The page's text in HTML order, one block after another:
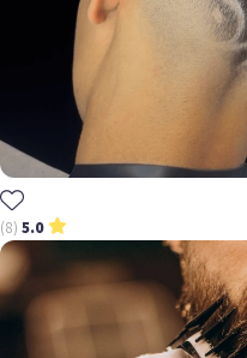
5.0
(8)